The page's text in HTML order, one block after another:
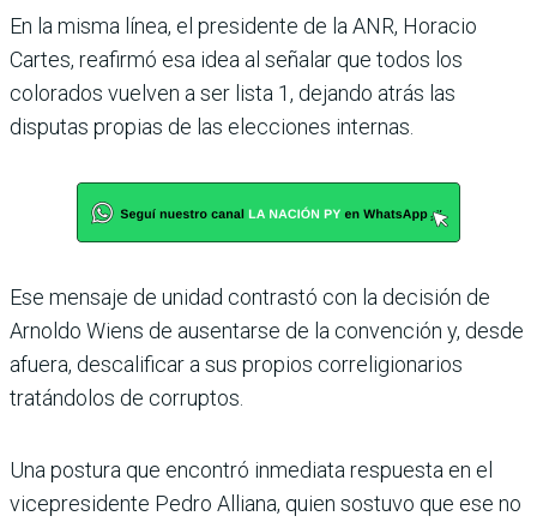
En la misma línea, el presidente de la ANR, Horacio
Cartes, reafirmó esa idea al señalar que todos los
colorados vuelven a ser lista 1, dejando atrás las
disputas propias de las elecciones internas.
Ese mensaje de unidad contrastó con la decisión de
Arnoldo Wiens de ausentarse de la convención y, desde
afuera, descalificar a sus propios correligionarios
tratándolos de corruptos.
Una postura que encontró inmediata respuesta en el
vicepresidente Pedro Alliana, quien sostuvo que ese no